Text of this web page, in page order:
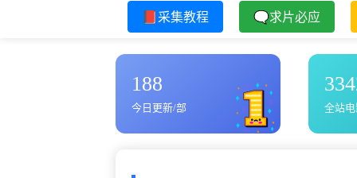
📕采集教程 🗨求片必应
188
今日更新/部 全站电